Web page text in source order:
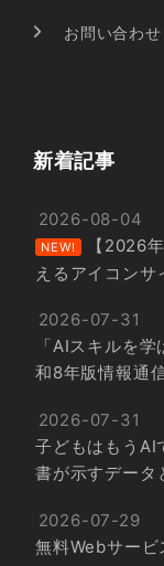
お問い合わせ
新着記事
2026-08-04
NEW!
【2026
えるアイコン
2026-07-31
「AIスキルを
和8年版情報通
2026-07-31
子どもはもうAI
書が示すデータ
2026-07-29
無料Webサービ